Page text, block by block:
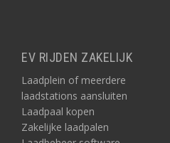
EV RIJDEN ZAKELIJK
Laadplein of meerdere
laadstations aansluiten
Laadpaal kopen
Zakelijke laadpalen